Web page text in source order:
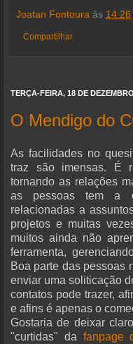
Joatan Fontoura às 14:26
Compartilhar
TERÇA-FEIRA, 18 DE
O Mendigo do
As facilidades no
traz são imensas. É
tornando as relações
as pessoas tem a
relacionadas a
projetos e muitas
muitos ainda não
ferramenta,
Boa parte das pessoas
enviar uma soliticação
contatos pode trazer,
e afins é apenas o
Gostaria de deixar
"curtidas" da fanpage